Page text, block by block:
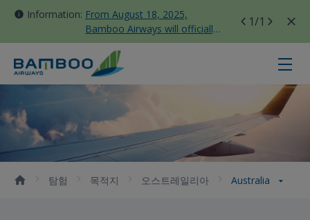
Information: From August 18, 2025,
Bamboo Airways will officially
move all domestic flights to
Tan Son Nhat Terminal T3
1/1
Australia - Bamboo Airways
탐험 목적지 오스트레일리아 Australia